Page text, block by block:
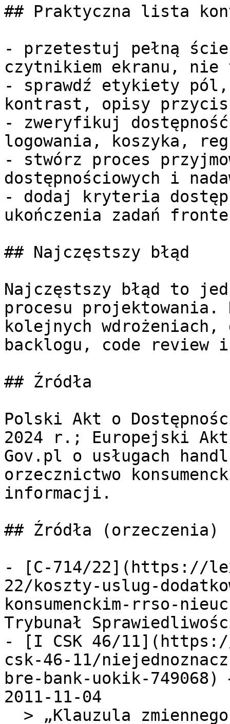
## Praktyczna lista
- przetestuj pełną
czytnikiem ekranu, nie
- sprawdź etykiety pól,
kontrast, opisy
- zweryfikuj
logowania, koszyka,
- stwórz proces
dostępnościowych i
- dodaj kryteria
ukończenia zadań
## Najczęstszy błąd
Najczęstszy błąd to
procesu projektowania.
kolejnych
backlogu, code review
## Źródła
Polski Akt o
2024 r.; Europejski Akt
Gov.pl o usługach
orzecznictwo
informacji.
## Źródła (orzeczenia)
- [C-714/22](https://
22/koszty-uslug-
konsumenckim-rrso-
Trybunał
- [I CSK 46/
csk-46-11/
bre-bank-uokik-
2011-11-04